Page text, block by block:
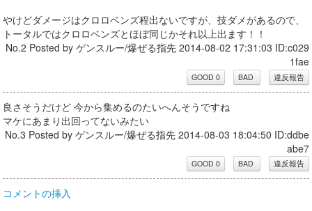
やけどダメージはクロロベンズ程出ないですが、技ダメがあるので、
トータルではクロロベンズとほぼ同じかそれ以上出ます！！
No.2 Posted by ゲンスルー/爆ぜる指先 2014-08-02 17:31:03 ID:c029
1fae
良さそうだけど 今から集めるのたいへんそうですね
マケにあまり出回ってないみたい
No.3 Posted by ゲンスルー/爆ぜる指先 2014-08-03 18:04:50 ID:ddbe
abe7
コメントの挿入